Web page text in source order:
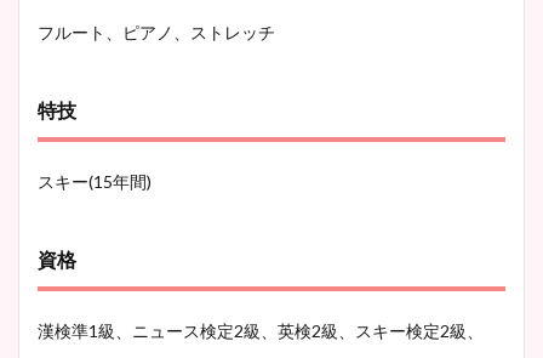
フルート、ピアノ、ストレッチ
特技
スキー(15年間)
資格
漢検準1級、ニュース検定2級、英検2級、スキー検定2級、